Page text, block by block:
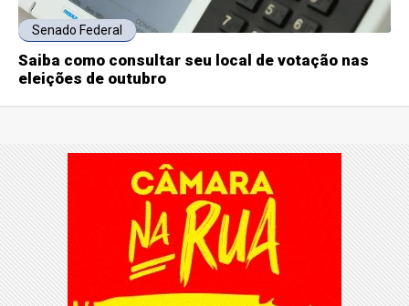
Senado Federal
Saiba como consultar seu local de votação nas
eleições de outubro